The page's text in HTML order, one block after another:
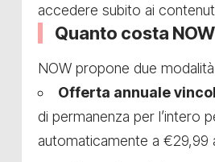
accedere subito ai
Quanto costa
NOW propone due
Offerta annuale
di permanenza per l’intero
automaticamente a €29,99